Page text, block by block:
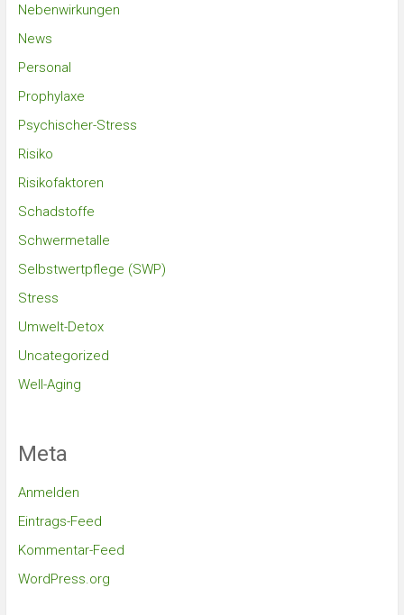
Nebenwirkungen
News
Personal
Prophylaxe
Psychischer-Stress
Risiko
Risikofaktoren
Schadstoffe
Schwermetalle
Selbstwertpflege (SWP)
Stress
Umwelt-Detox
Uncategorized
Well-Aging
Meta
Anmelden
Eintrags-Feed
Kommentar-Feed
WordPress.org